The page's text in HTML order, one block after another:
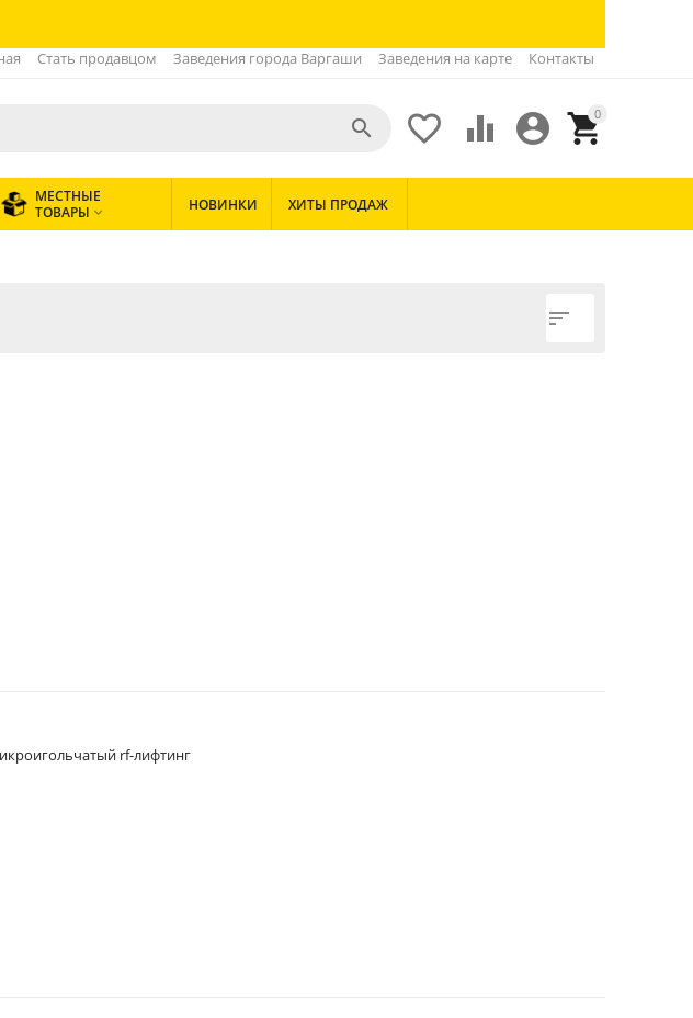
Стать продавцом Заведения города Варгаши Заведения на карте Контакты
0


 

МЕСТНЫЕ
ТОВАРЫ  НОВИНКИ ХИТЫ ПРОДАЖ

rf-лифтинг